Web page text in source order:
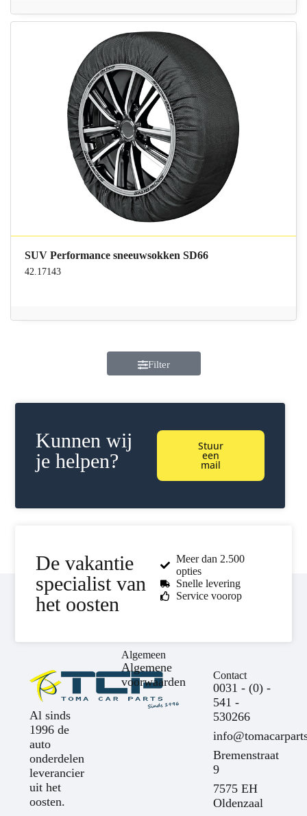
SUV Performance sneeuwsokken SD66
42.17143
Filter
Kunnen wij
je helpen?
Stuur
een
mail
De vakantie
specialist van
het oosten
Meer dan 2.500
opties
Snelle levering
Service voorop
Al sinds
1996 de
auto
onderdelen
leverancier
uit het
oosten.
Algemeen
Algemene
voorwaarden
Contact
0031 - (0) -
541 -
530266
Bremenstraat
9
7575 EH
Oldenzaal